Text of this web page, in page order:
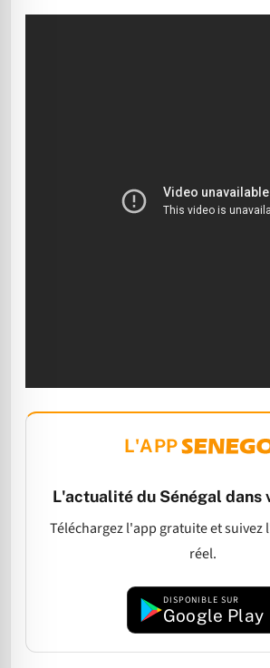
L'APP
L'actualité du Sénégal dans
Téléchargez l'app gratuite et suivez
réel.
DISPONIBLE SUR
Google Play